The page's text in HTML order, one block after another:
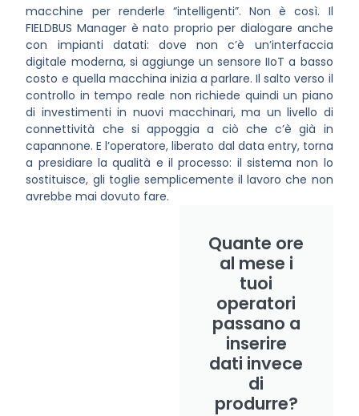
macchine per renderle “intelligenti”. Non è così. Il
FIELDBUS Manager è nato proprio per dialogare anche
con impianti datati: dove non c’è un’interfaccia
digitale moderna, si aggiunge un sensore IIoT a basso
costo e quella macchina inizia a parlare. Il salto verso il
controllo in tempo reale non richiede quindi un piano
di investimenti in nuovi macchinari, ma un livello di
connettività che si appoggia a ciò che c’è già in
capannone. E l’operatore, liberato dal data entry, torna
a presidiare la qualità e il processo: il sistema non lo
sostituisce, gli toglie semplicemente il lavoro che non
avrebbe mai dovuto fare.
Quante ore
al mese i
tuoi
operatori
passano a
inserire
dati invece
di
produrre?